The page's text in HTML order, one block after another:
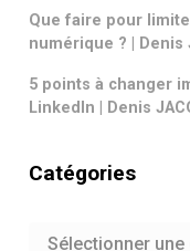
Que faire pour
numérique ? | Denis
5 points à changer
LinkedIn | Denis
Catégories
Catégories